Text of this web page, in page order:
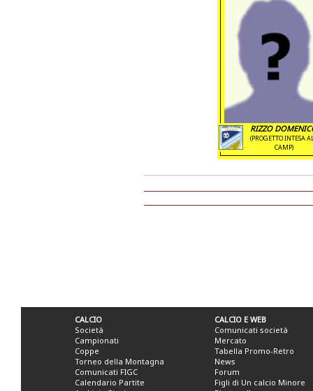
RIZZO
(PROGETTO INTESA
CAMP)
CALCIO
Società
Campionati
Coppe
Torneo della Montagna
Comunicati FIGC
Calendario Partite
CALCIO E WEB
Comunicati società
Mercato
Tabella Promo-Retro
News
Forum
Figli di Un calcio Minore